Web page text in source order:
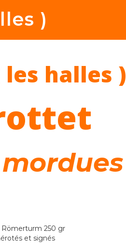
)
les halles )
Römerturm 250 gr
et signés